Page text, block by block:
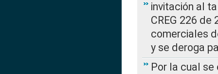
invitación al
CREG 226
comerciales
y se deroga
Por la cual